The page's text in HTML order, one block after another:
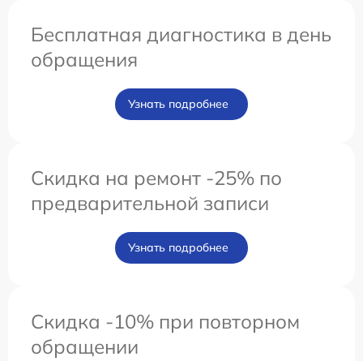
Бесплатная диагностика в день
обращения
Узнать подробнее
Скидка на ремонт -25% по
предварительной записи
Узнать подробнее
Скидка -10% при повторном
обращении